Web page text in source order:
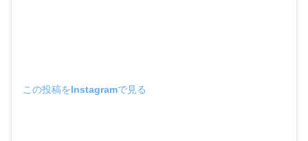
この投稿をInstagramで見る